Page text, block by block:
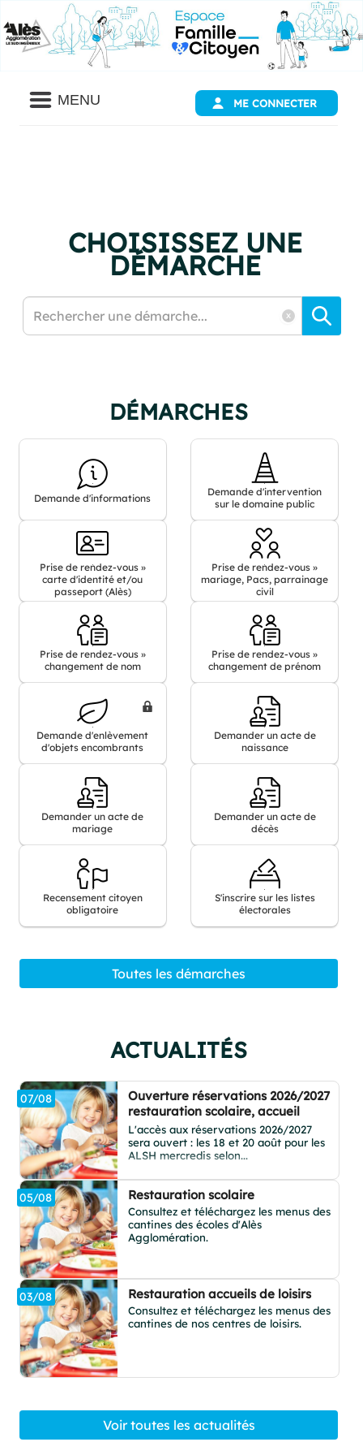
des
MENU ME CONNECTER
CHOISISSEZ UNE
DÉMARCHE
Rechercher
une
démarche
DÉMARCHES
Demande
d'informations
Demande d'informations
Demande
d'intervention
sur
le
domaine
public
Demande d'intervention
sur le domaine public
Prise
de
rendez-
vous
»
carte
d'identité
et/ou
passeport
(Alès)
Prise de rendez-vous »
carte d'identité et/ou
passeport (Alès)
Prise
de
rendez-
vous
»
mariage,
Pacs,
parrainage
civil
Prise de rendez-vous »
mariage, Pacs, parrainage
civil
Prise
de
rendez-
vous
»
changement
de
nom
Prise de rendez-vous »
changement de nom
Prise
de
rendez-
vous
»
changement
de
prénom
Prise de rendez-vous »
changement de prénom
Demande
d'enlèvement
d'objets
encombrants
Demande d'enlèvement
d'objets encombrants
Demander
un
acte
de
naissance
Demander un acte de
naissance
Demander
un
acte
mariage
Demander un acte de
mariage
Demander
un
acte
de
décès
Demander un acte de
décès
Recensement
citoyen
obligatoire
Recensement citoyen
obligatoire
S'inscrire
sur
les
électorales
S'inscrire sur les listes
électorales
Toutes les démarches
ACTUALITÉS
07/08
Ouverture réservations 2026/2027
restauration scolaire, accueil
périscolaire et ALSH
L'accès aux réservations 2026/2027
sera ouvert : les 18 et 20 août pour les
ALSH mercredis selon...
05/08 Restauration scolaire
Consultez et téléchargez les menus des
cantines des écoles d'Alès
Agglomération.
03/08 Restauration accueils de loisirs
Consultez et téléchargez les menus des
cantines de nos centres de loisirs.
Voir toutes les actualités
Panneau de gestion des cookies